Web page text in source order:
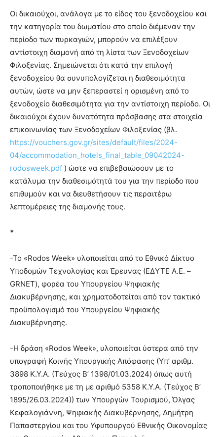
Οι δικαιούχοι, ανάλογα με το είδος του ξενοδοχείου και
την κατηγορία του δωματίου στο οποίο διέμεναν την
περίοδο των πυρκαγιών, μπορούν να επιλέξουν
αντίστοιχη διαμονή από τη λίστα των Ξενοδοχείων
Φιλοξενίας. Σημειώνεται ότι κατά την επιλογή
ξενοδοχείου θα συνυπολογίζεται η διαθεσιμότητα
αυτών, ώστε να μην ξεπεραστεί η ορισμένη από το
ξενοδοχείο διαθεσιμότητα για την αντίστοιχη περίοδο. Οι
δικαιούχοι έχουν δυνατότητα πρόσβασης στα στοιχεία
επικοινωνίας των Ξενοδοχείων Φιλοξενίας (βλ.
https://vouchers.gov.gr/sites/default/files/2024-
04/accommodation_hotels_final_table_09042024-
rodosweek.pdf ) ώστε να επιβεβαιώσουν με το
κατάλυμα την διαθεσιμότητά του για την περίοδο που
επιθυμούν και να διευθετήσουν τις περαιτέρω
λεπτομέρειες της διαμονής τους.
*
-Το «Rodos Week» υλοποιείται από το Εθνικό Δίκτυο
Υποδομών Τεχνολογίας και Έρευνας (ΕΔΥΤΕ Α.Ε. –
GRNET), φορέα του Υπουργείου Ψηφιακής
Διακυβέρνησης, και χρηματοδοτείται από τον τακτικό
προϋπολογισμό του Υπουργείου Ψηφιακής
Διακυβέρνησης.
-H δράση «Rodos Week», υλοποιείται ύστερα από την
υπογραφή Κοινής Υπουργικής Απόφασης (Υπ’ αριθμ.
3898 Κ.Υ.Α. (Τεύχος B’ 1398/01.03.2024) όπως αυτή
τροποποιήθηκε με τη με αριθμό 5358 Κ.Υ.Α. (Τεύχος Β’
1895/26.03.2024)) των Υπουργών Τουρισμού, Όλγας
Κεφαλογιάννη, Ψηφιακής Διακυβέρνησης, Δημήτρη
Παπαστεργίου και του Υφυπουργού Εθνικής Οικονομίας